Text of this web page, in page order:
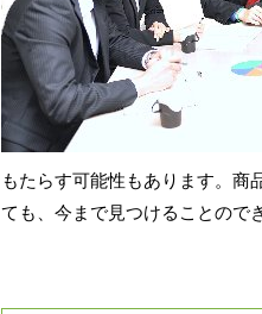
もたらす可能性もあります。商
ても、今まで見つけることので